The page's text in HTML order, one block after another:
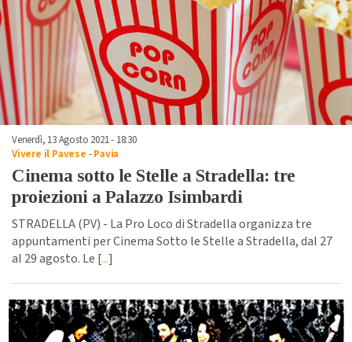
Venerdì, 13 Agosto 2021 - 18:30
Vivere il Pavese -Pavia
Cinema sotto le Stelle a Stradella: tre
proiezioni a Palazzo Isimbardi
STRADELLA (PV) - La Pro Loco di Stradella organizza tre
appuntamenti per Cinema Sotto le Stelle a Stradella, dal 27
al 29 agosto. Le [...]